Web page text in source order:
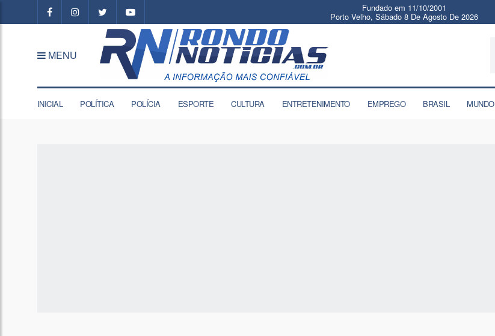
Fundado em 11/10/2001
Porto Velho, Sábado 8 De Agosto De 2026
MENU
INICIAL POLÍTICA POLÍCIA ESPORTE CULTURA ENTRETENIMENTO EMPREGO BRASIL MUNDO